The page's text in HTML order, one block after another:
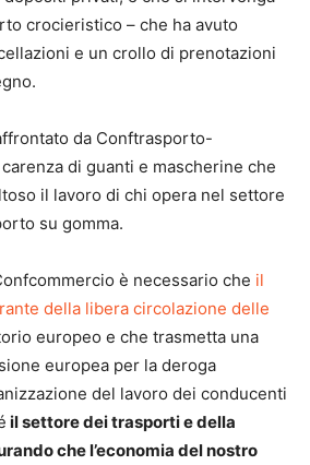
crocieristico – che ha avuto
e un crollo di prenotazioni
da Conftrasporto-
di guanti e mascherine che
il lavoro di chi opera nel settore
su gomma.
è necessario che il
della libera circolazione delle
europeo e che trasmetta una
europea per la deroga
del lavoro dei conducenti
il settore dei trasporti e della
che l’economia del nostro